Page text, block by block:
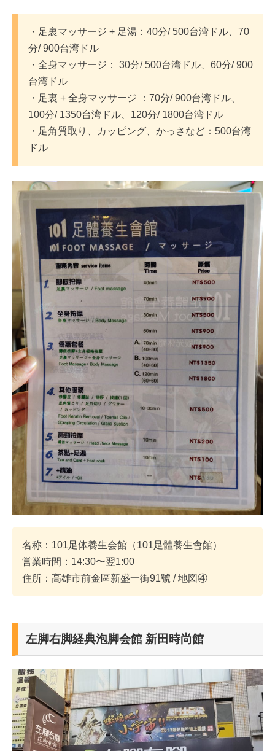
・足裏マッサージ + 足湯：40分/ 500台湾ドル、70
分/ 900台湾ドル
・全身マッサージ： 30分/ 500台湾ドル、60分/ 900
台湾ドル
・足裏 + 全身マッサージ ：70分/ 900台湾ドル、
100分/ 1350台湾ドル、120分/ 1800台湾ドル
・足角質取り、カッピング、かっさなど：500台湾
ドル
名称：101足体養生会館（101足體養生會館）
営業時間：14:30〜翌1:00
住所：高雄市前金區新盛一街91號 / 地図④
左脚右脚経典泡脚会館 新田時尚館